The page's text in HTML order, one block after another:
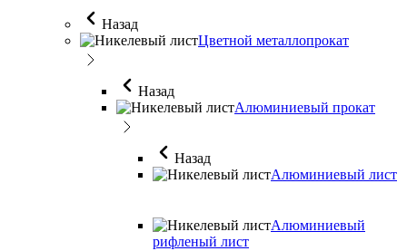
Назад
Цветной металлопрокат
Назад
Алюминиевый прокат
Назад
Алюминиевый лист
Алюминиевый
рифленый лист